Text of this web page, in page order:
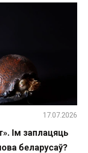
Ім заплацяць
беларусаў?
17.07.2026